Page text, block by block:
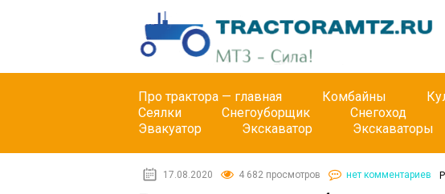
Про трактора — главная Комбайны
Сеялки
Снегоуборщик Снегоход
Эвакуатор
Экскаватор Экскаваторы
17.08.2020 4 682 просмотров нет комментариев